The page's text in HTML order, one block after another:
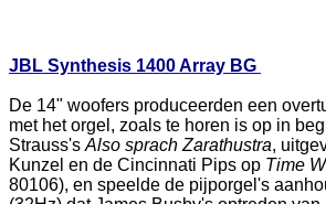
JBL Synthesis 1400 Array BG
De 14" woofers produceerden een
met het orgel, zoals te horen is op in
Strauss's Also sprach Zarathustra,
Kunzel en de Cincinnati Pips op Time
80106), en speelde de pijporgel's